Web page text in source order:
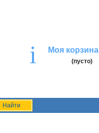
i Моя корзина
(пусто)